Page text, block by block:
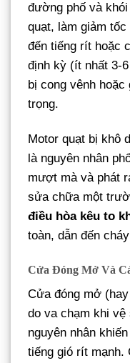
đường phố và
quạt, làm giảm
đến tiếng rít hoặc
định kỳ (ít nhất 3-
bị cong vênh hoặc
trọng.
Motor quạt bị khô
là nguyên nhân
mượt mà và phát
sửa chữa một
điều hòa kêu to
toàn, dẫn đến
Cửa Đóng Mở Và
Cửa đóng mở
do va chạm khi vệ
nguyên nhân khiến
tiếng gió rít mạnh.